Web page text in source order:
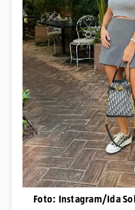
Foto: Instagram/Ida